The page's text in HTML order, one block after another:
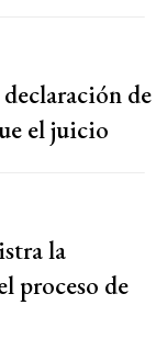
de
el juicio
la
proceso de